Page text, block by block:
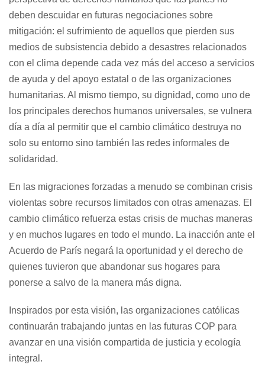
deben descuidar en futuras negociaciones sobre
mitigación: el sufrimiento de aquellos que pierden sus
medios de subsistencia debido a desastres relacionados
con el clima depende cada vez más del acceso a servicios
de ayuda y del apoyo estatal o de las organizaciones
humanitarias. Al mismo tiempo, su dignidad, como uno de
los principales derechos humanos universales, se vulnera
día a día al permitir que el cambio climático destruya no
solo su entorno sino también las redes informales de
solidaridad.
En las migraciones forzadas a menudo se combinan crisis
violentas sobre recursos limitados con otras amenazas. El
cambio climático refuerza estas crisis de muchas maneras
y en muchos lugares en todo el mundo. La inacción ante el
Acuerdo de París negará la oportunidad y el derecho de
quienes tuvieron que abandonar sus hogares para
ponerse a salvo de la manera más digna.
Inspirados por esta visión, las organizaciones católicas
continuarán trabajando juntas en las futuras COP para
avanzar en una visión compartida de justicia y ecología
integral.